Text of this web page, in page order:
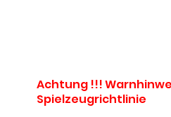
Achtung !!!
Spielzeugrichtlinie